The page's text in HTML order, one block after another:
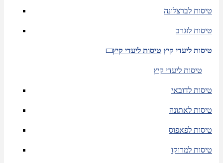
טיסות לברצלונה
טיסות לזגרב
טיסות ליעדי קיץ טיסות ליעדי קיץ
טיסות ליעדי קיץ
טיסות לדובאי
טיסות לאתונה
טיסות לפאפוס
טיסות למרוקו